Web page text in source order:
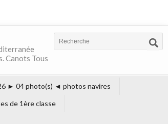
Canots Tous
► 04 photo(s) ◄ photos navires
de 1ère classe